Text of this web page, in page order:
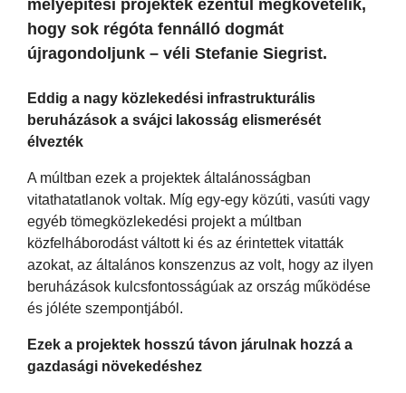
mélyépítési projektek ezentúl megkövetelik,
hogy sok régóta fennálló dogmát
újragondoljunk – véli Stefanie Siegrist.
Eddig a nagy közlekedési infrastrukturális
beruházások a svájci lakosság elismerését
élvezték
A múltban ezek a projektek általánosságban
vitathatatlanok voltak. Míg egy-egy közúti, vasúti vagy
egyéb tömegközlekedési projekt a múltban
közfelháborodást váltott ki és az érintettek vitatták
azokat, az általános konszenzus az volt, hogy az ilyen
beruházások kulcsfontosságúak az ország működése
és jóléte szempontjából.
Ezek a projektek hosszú távon járulnak hozzá a
gazdasági növekedéshez